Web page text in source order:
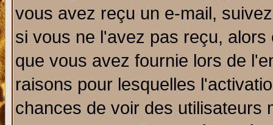
vous avez reçu un e-mail,
si vous ne l'avez pas reçu,
que vous avez fournie lors de
raisons pour lesquelles
chances de voir des utilisateurs